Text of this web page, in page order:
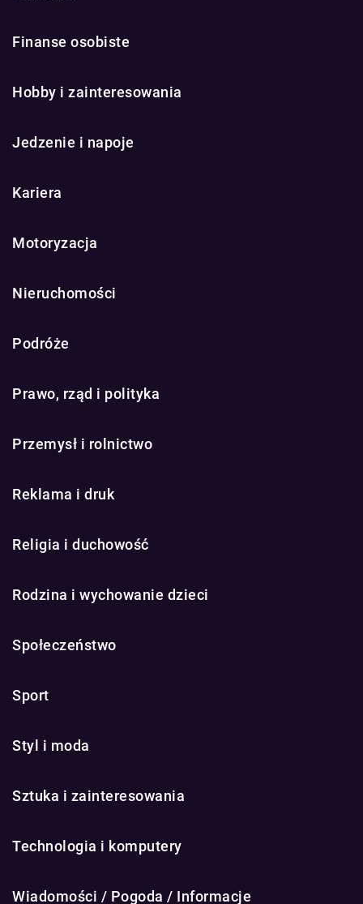
Finanse osobiste
Hobby i zainteresowania
Jedzenie i napoje
Kariera
Motoryzacja
Nieruchomości
Podróże
Prawo, rząd i polityka
Przemysł i rolnictwo
Reklama i druk
Religia i duchowość
Rodzina i wychowanie dzieci
Społeczeństwo
Sport
Styl i moda
Sztuka i zainteresowania
Technologia i komputery
Wiadomości / Pogoda / Informacje